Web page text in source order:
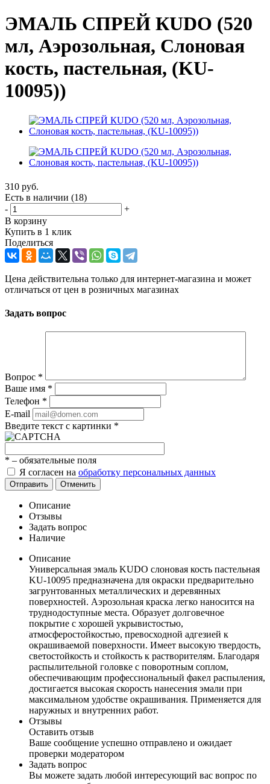
ЭМАЛЬ СПРЕЙ КUDО (520
мл, Аэрозольная, Слоновая
кость, пастельная, (KU-
10095))
310 руб.
Есть в наличии (18)
-
+
В корзину
Купить в 1 клик
Поделиться
Цена действительна только для интернет-магазина и может
отличаться от цен в розничных магазинах
Задать вопрос
Вопрос *
Ваше имя *
Телефон *
E-mail
Введите текст с картинки *
* – обязательные поля
Я согласен на обработку персональных данных
Отправить Отменить
Описание
Отзывы
Задать вопрос
Наличие
Описание
Универсальная эмаль KUDO слоновая кость пастельная
KU-10095 предназначена для окраски предварительно
загрунтованных металлических и деревянных
поверхностей. Аэрозольная краска легко наносится на
труднодоступные места. Образует долговечное
покрытие с хорошей укрывистостью,
атмосферостойкостью, превосходной адгезией к
окрашиваемой поверхности. Имеет высокую твердость,
светостойкость и стойкость к растворителям. Благодаря
распылительной головке с поворотным соплом,
обеспечивающим профессиональный факел распыления,
достигается высокая скорость нанесения эмали при
максимальном удобстве окрашивания. Применяется для
наружных и внутренних работ.
Отзывы
Оставить отзыв
Ваше сообщение успешно отправлено и ожидает
проверки модератором
Задать вопрос
Вы можете задать любой интересующий вас вопрос по